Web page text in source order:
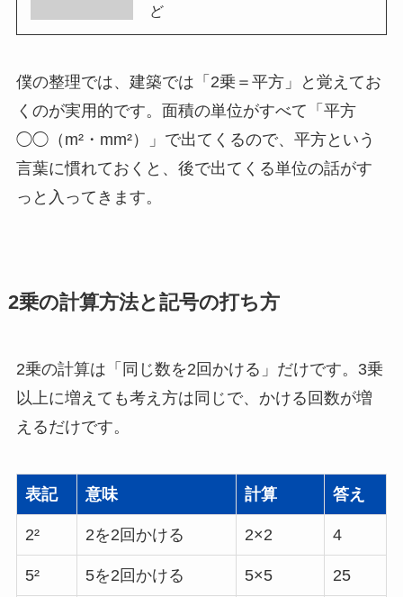
ど
僕の整理では、建築では「2乗＝平方」と覚えてお
くのが実用的です。面積の単位がすべて「平方
◯◯（m²・mm²）」で出てくるので、平方という
言葉に慣れておくと、後で出てくる単位の話がす
っと入ってきます。
2乗の計算方法と記号の打ち方
2乗の計算は「同じ数を2回かける」だけです。3乗
以上に増えても考え方は同じで、かける回数が増
えるだけです。
表記 意味 計算 答え
2² 2を2回かける 2×2 4
5² 5を2回かける 5×5 25